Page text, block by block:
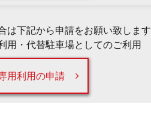
は下記から申請をお願い致しま
用・代替駐車場としてのご利用
用利用の申請